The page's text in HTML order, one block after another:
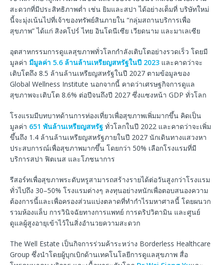
สะดวกที่มีประสิทธิภาพต่ำ เช่น ยิมและสปา ได้อย่างเต็มที่ บริษัทใหม่
นี้จะมุ่งเน้นไปที่เจ้าของทรัพย์สินภายใน “กลุ่มสถานบริการเพื่อ
สุขภาพ” ได้แก่ สิงคโปร์ ไทย อินโดนีเซีย เวียดนาม และมาเลเซีย
อุตสาหกรรมการดูแลสุขภาพทั่วโลกกำลังเติบโตอย่างรวดเร็ว โดยมี
มูลค่า มีมูลค่า 5.6 ล้านล้านเหรียญสหรัฐในปี 2023 และคาดว่าจะ
เติบโตถึง 8.5 ล้านล้านเหรียญสหรัฐในปี 2027 ตามข้อมูลของ
Global Wellness Institute นอกจากนี้ คาดว่าเศรษฐกิจการดูแล
สุขภาพจะเติบโต 8.6% ต่อปีจนถึงปี 2027 ซึ่งแซงหน้า GDP ทั่วโลก
โรงแรมมีบทบาทด้านการท่องเที่ยวเพื่อสุขภาพเพิ่มมากขึ้น คิดเป็น
มูลค่า 651 พันล้านเหรียญสหรัฐ ทั่วโลกในปี 2022 และคาดว่าจะเพิ่ม
ขึ้นถึง 1.4 ล้านล้านเหรียญสหรัฐภายในปี 2027 นักเดินทางแสวงหา
ประสบการณ์เพื่อสุขภาพมากขึ้น โดยกว่า 50% เลือกโรงแรมที่มี
บริการสปา ฟิตเนส และโภชนาการ
รีสอร์ทเพื่อสุขภาพระดับหรูสามารถสร้างรายได้ต่อวันสูงกว่าโรงแรม
ทั่วไปถึง 30–50% โรงแรมต่างๆ ลงทุนอย่างหนักเพื่อตอบสนองความ
ต้องการนี้และเพื่อครองส่วนแบ่งตลาดที่ทำกำไรมหาศาลนี้ โดยผนวก
รวมห้องแล็บ การวินิจฉัยทางการแพทย์ การดริปวิตามิน และศูนย์
ดูแลผู้สูงอายุเข้าไว้ในสิ่งอำนวยความสะดวก
The Well Estate เป็นกิจการร่วมค้าระหว่าง Borderless Healthcare
Group ซึ่งนำโดยผู้บุกเบิกด้านเทคโนโลยีการดูแลสุขภาพ สื่อ